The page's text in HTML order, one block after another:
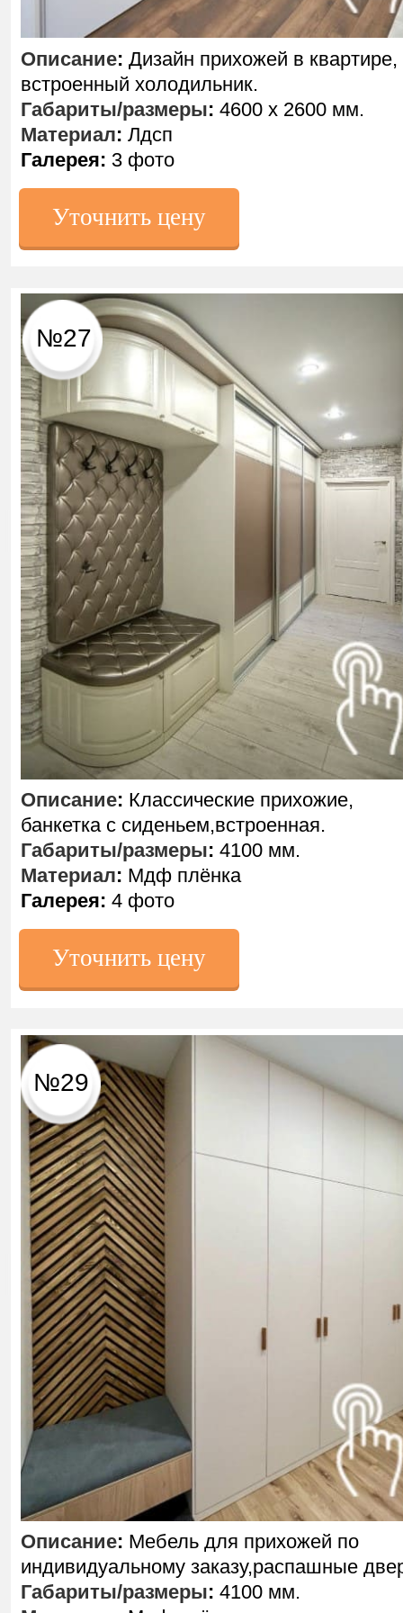
Описание: Дизайн прихожей в квартире,
встроенный холодильник.
Габариты/размеры: 4600 х 2600 мм.
Материал: Лдсп
Галерея: 3 фото
Уточнить цену
Уточнить цену
№27
Описание: Классические прихожие,
банкетка с сиденьем,встроенная.
Габариты/размеры: 4100 мм.
Материал: Мдф плёнка
Галерея: 4 фото
Описание: Мебель для прихожей по
индивидуальному заказу,распашные
Габариты/размеры: 4100 мм.
№29